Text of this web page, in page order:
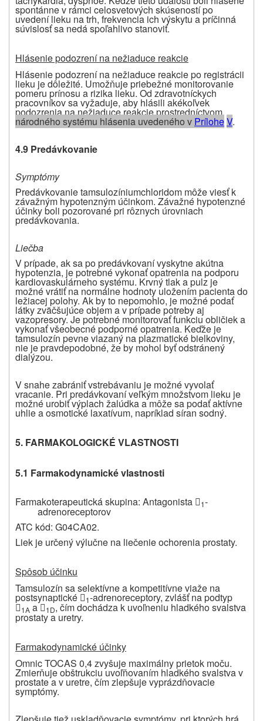
spontánne v rámci celosvetových skúseností po
uvedení lieku na trh, frekvencia ich výskytu a príčinná
súvislosť sa nedá spoľahlivo stanoviť.
Hlásenie podozrení na nežiaduce reakcie
Hlásenie podozrení na nežiaduce reakcie po registrácii
lieku je dôležité. Umožňuje priebežné monitorovanie
pomeru prínosu a rizika lieku. Od zdravotníckych
pracovníkov sa vyžaduje, aby hlásili akékoľvek
podozrenia na nežiaduce reakcie prostredníctvom
národného systému hlásenia uvedeného v PríloheV.
4.9 Predávkovanie
Symptómy
Predávkovanie tamsulozíniumchloridom môže viesť k
závažným hypotenzným účinkom. Závažné hypotenzné
účinky boli pozorované pri rôznych úrovniach
predávkovania.
Liečba
V prípade, ak sa po predávkovaní vyskytne akútna
hypotenzia, je potrebné vykonať opatrenia na podporu
kardiovaskulárneho systému. Krvný tlak a pulz je
možné vrátiť na normálne hodnoty uložením pacienta do
ležiacej polohy. Ak by to nepomohlo, je možné podať
látky zväčšujúce objem a v prípade potreby aj
vazopresory. Je potrebné monitorovať funkciu obličiek a
vykonať všeobecné podporné opatrenia. Keďže je
tamsulozín pevne viazaný na plazmatické bielkoviny,
nie je pravdepodobné, že by mohol byť odstránený
dialýzou.
V snahe zabrániť vstrebávaniu je možné vyvolať
vracanie. Pri predávkovaní veľkým množstvom lieku je
možné urobiť výplach žalúdka a môže sa podať aktívne
uhlie a osmotické laxatívum, napríklad síran sodný.
5. FARMAKOLOGICKÉ VLASTNOSTI
5.1 Farmakodynamické vlastnosti
Farmakoterapeutická skupina: Antagonista 1-
adrenoreceptorov
ATC kód: G04CA02.
Liek je určený výlučne na liečenie ochorenia prostaty.
Spôsob účinku
Tamsulozín sa selektívne a kompetitívne viaže na
postsynaptické 1-adrenoreceptory, zvlášť na podtyp
1A a1D, čím dochádza k uvoľneniu hladkého svalstva
prostaty a uretry.
Farmakodynamické účinky
Omnic TOCAS 0,4 zvyšuje maximálny prietok moču.
Zmierňuje obštrukciu uvoľňovaním hladkého svalstva v
prostate a v uretre, čím zlepšuje vyprázdňovacie
symptómy.